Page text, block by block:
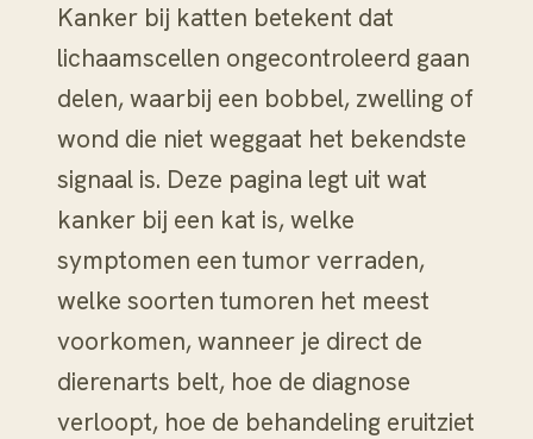
Kanker bij katten betekent dat
lichaamscellen ongecontroleerd gaan
delen, waarbij een bobbel, zwelling of
wond die niet weggaat het bekendste
signaal is. Deze pagina legt uit wat
kanker bij een kat is, welke
symptomen een tumor verraden,
welke soorten tumoren het meest
voorkomen, wanneer je direct de
dierenarts belt, hoe de diagnose
verloopt, hoe de behandeling eruitziet